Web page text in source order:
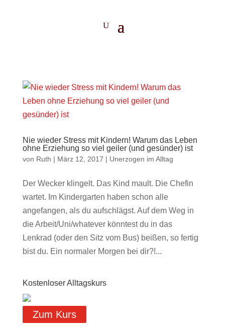
Nie wieder Stress mit Kindern! Warum das Leben
ohne Erziehung so viel geiler (und gesünder) ist
von Ruth | März 12, 2017 | Unerzogen im Alltag
Der Wecker klingelt. Das Kind mault. Die Chefin
wartet. Im Kindergarten haben schon alle
angefangen, als du aufschlägst. Auf dem Weg in
die Arbeit/Uni/whatever könntest du in das
Lenkrad (oder den Sitz vom Bus) beißen, so fertig
bist du. Ein normaler Morgen bei dir?!...
Kostenloser Alltagskurs
Zum Kurs